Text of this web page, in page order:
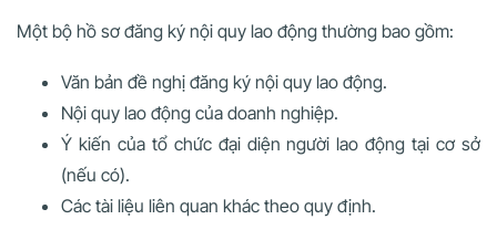
Một bộ hồ sơ đăng ký nội quy lao động thường bao gồm:
Văn bản đề nghị đăng ký nội quy lao động.
Nội quy lao động của doanh nghiệp.
Ý kiến của tổ chức đại diện người lao động tại cơ sở
(nếu có).
Các tài liệu liên quan khác theo quy định.